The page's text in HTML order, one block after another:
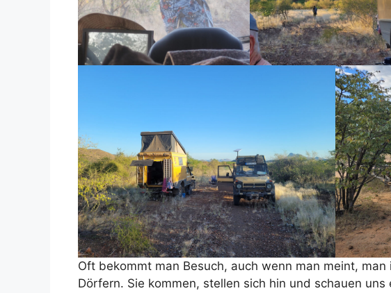
Oft bekommt man Besuch, auch wenn man meint,
Dörfern. Sie kommen, stellen sich hin und schauen